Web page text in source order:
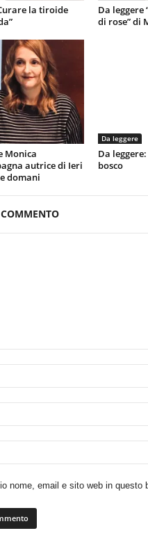
la tiroide
Da leggere
di rose” di
Monica
autrice di Ieri
domani
Da leggere
Da
bosco
nome, email e sito web in questo